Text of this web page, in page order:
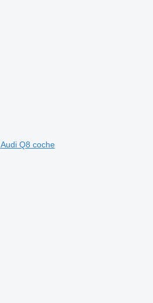
Audi Q8 coche